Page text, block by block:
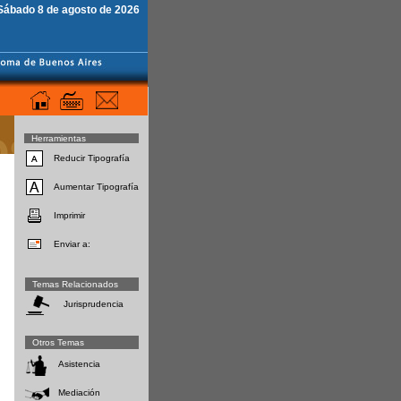
8 de agosto de 2026
Herramientas
Reducir Tipografía
Aumentar Tipografía
Imprimir
Enviar a:
Temas Relacionados
Jurisprudencia
Otros Temas
Asistencia
Mediación